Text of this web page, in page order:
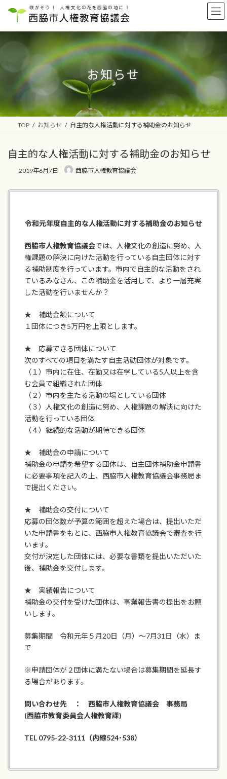
ツ
シ
お知らせ
TOP お知らせ 自主的な人権活動に対する補助金のお知らせ
自主的な人権活動に対する補助金のお知らせ
2019年6月7日 西脇市人権教育協議会
令和元年度自主的な人権活動に対する補助金のお知らせ
西脇市人権教育協議会では、人権文化の創造に努め、人
権課題の解決に向けた活動を行っている自主団体に対す
る補助制度を行っています。市内で自主的な活動をされ
ているみなさん、この補助金を活用して、より一層充実
した活動を行いませんか？
★ 補助金額について
１団体につき5万円を上限とします。
★ 応募できる団体について
次のすべての項目を満たす自主活動団体が対象です。
（１）市内に在住、在勤又は在学している5人以上を含
む会員で組織された団体
（２）市内を主たる活動の場としている団体
（３）人権文化の創造に努め、人権課題の解決に向けた
活動を行っている団体
（４）継続的な活動が期待できる団体
★ 補助金の申請について
補助金の申請を希望する団体は、自主団体補助金申請書
に必要事項を記入の上、西脇市人権教育協議会事務局ま
で提出ください。
★ 補助金の交付について
応募の団体数が予算の範囲を超えた場合は、提出いただ
いた申請書をもとに、西脇市人権教育協議会で審査を行
います。
交付が決定した団体には、必要な書類を提出いただいた
後、補助金を交付します。
★ 実績報告について
補助金の交付を受けた団体は、事業報告書の提出をお願
いします。
募集期間 令和元年５月20日（月）～7月31日（水）ま
で
※申請団体が２団体に満たない場合は募集期間を延長す
る場合があります。
問い合わせ先 ： 西脇市人権教育協議会 事務局
(西脇市教育委員会人権教育課)
TEL 0795-22-3111 （内線524･538）